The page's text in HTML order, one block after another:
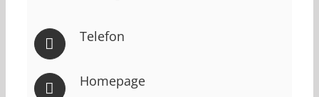
Telefon
Homepage